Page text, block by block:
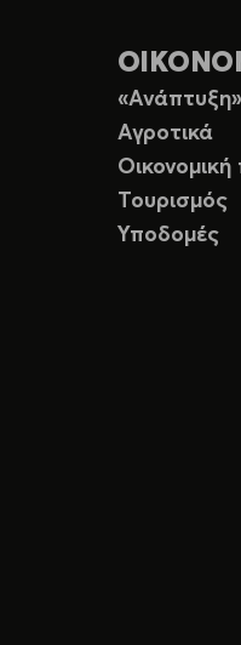
«Ανάπτυξη»
Αγροτικά
Οικονομική
Τουρισμός
Υποδομές